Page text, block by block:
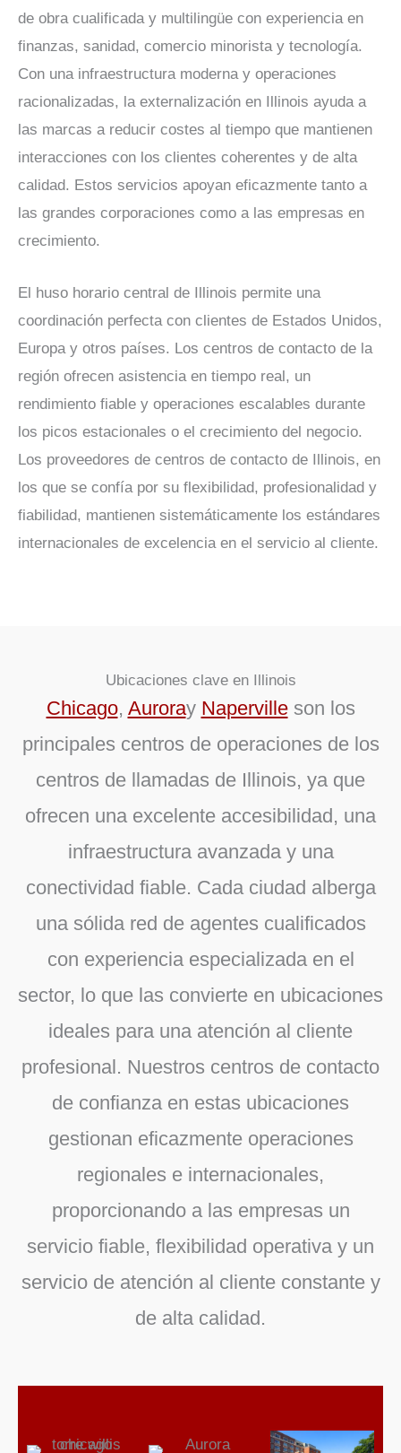
de obra cualificada y multilingüe con experiencia en
finanzas, sanidad, comercio minorista y tecnología.
Con una infraestructura moderna y operaciones
racionalizadas, la externalización en Illinois ayuda a
las marcas a reducir costes al tiempo que mantienen
interacciones con los clientes coherentes y de alta
calidad. Estos servicios apoyan eficazmente tanto a
las grandes corporaciones como a las empresas en
crecimiento.
El huso horario central de Illinois permite una
coordinación perfecta con clientes de Estados Unidos,
Europa y otros países. Los centros de contacto de la
región ofrecen asistencia en tiempo real, un
rendimiento fiable y operaciones escalables durante
los picos estacionales o el crecimiento del negocio.
Los proveedores de centros de contacto de Illinois, en
los que se confía por su flexibilidad, profesionalidad y
fiabilidad, mantienen sistemáticamente los estándares
internacionales de excelencia en el servicio al cliente.
Ubicaciones clave en Illinois
Chicago, Auroray Napervilleson los
principales centros de operaciones de los
centros de llamadas de Illinois, ya que
ofrecen una excelente accesibilidad, una
infraestructura avanzada y una
conectividad fiable. Cada ciudad alberga
una sólida red de agentes cualificados
con experiencia especializada en el
sector, lo que las convierte en ubicaciones
ideales para una atención al cliente
profesional. Nuestros centros de contacto
de confianza en estas ubicaciones
gestionan eficazmente operaciones
regionales e internacionales,
proporcionando a las empresas un
servicio fiable, flexibilidad operativa y un
servicio de atención al cliente constante y
de alta calidad.